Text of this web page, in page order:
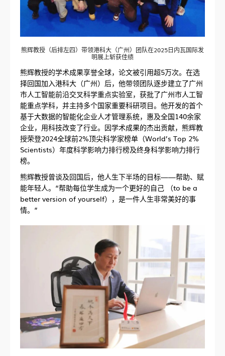
熊辉教授（后排左四）带领港科大（广州）团队在2025日内瓦国际发
明展上斩获佳绩
熊辉教授的学术成果享誉全球，论文被引用超5万次。在选
择回国加入港科大（广州）后，他带领团队逐步建立了广州
市人工智能前沿交叉科学重点实验室，获批了广州市人工智
能重点学科，并主持多个国家重要科研项目。他开发的首个
基于大数据的智能化企业人才管理系统，惠及全国140余家
企业，用科技改变了行业。因学术成果的杰出贡献，熊辉教
授荣登2024全球前2%顶尖科学家榜单（World’s Top 2%
Scientists）年度科学影响力排行榜及终身科学影响力排行
榜。
熊辉教授曾谈及回国后，他人生下半场的目标——帮助、赋
能年轻人。“帮助每位学生成为一个更好的自己 （to be a
better version of yourself），是一件人生非常美好的事
情。”